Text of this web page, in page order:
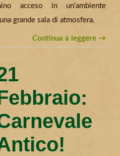
acceso in un’ambiente
grande sala di atmosfera.
Continua a leggere →